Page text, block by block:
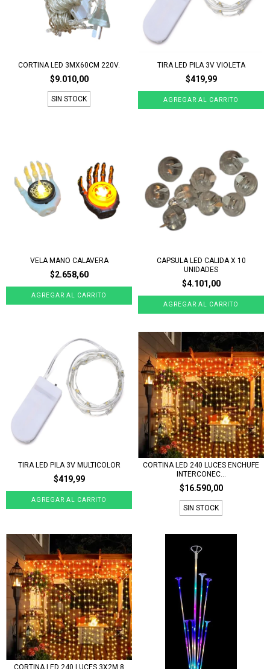
CORTINA LED 3MX60CM 220V.
$9.010,00
SIN STOCK
TIRA LED PILA 3V VIOLETA
$419,99
VELA MANO CALAVERA
$2.658,60
CAPSULA LED CALIDA X 10
UNIDADES
$4.101,00
TIRA LED PILA 3V MULTICOLOR
$419,99
CORTINA LED 240 LUCES ENCHUFE
INTERCONEC...
$16.590,00
SIN STOCK
CORTINA LED 240 LUCES 3X2M 8